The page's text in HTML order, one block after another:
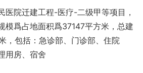
医院迁建工程-医疗-二级甲等项目，
模爲占地面积爲37147平方米，总建
，包括：急诊部、门诊部、住院
用房、宿舍